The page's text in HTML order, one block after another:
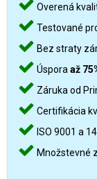
Overená
Testované
Bez straty
Úspora až
Záruka od
Certifikácia
ISO 9001 a
Množstevné